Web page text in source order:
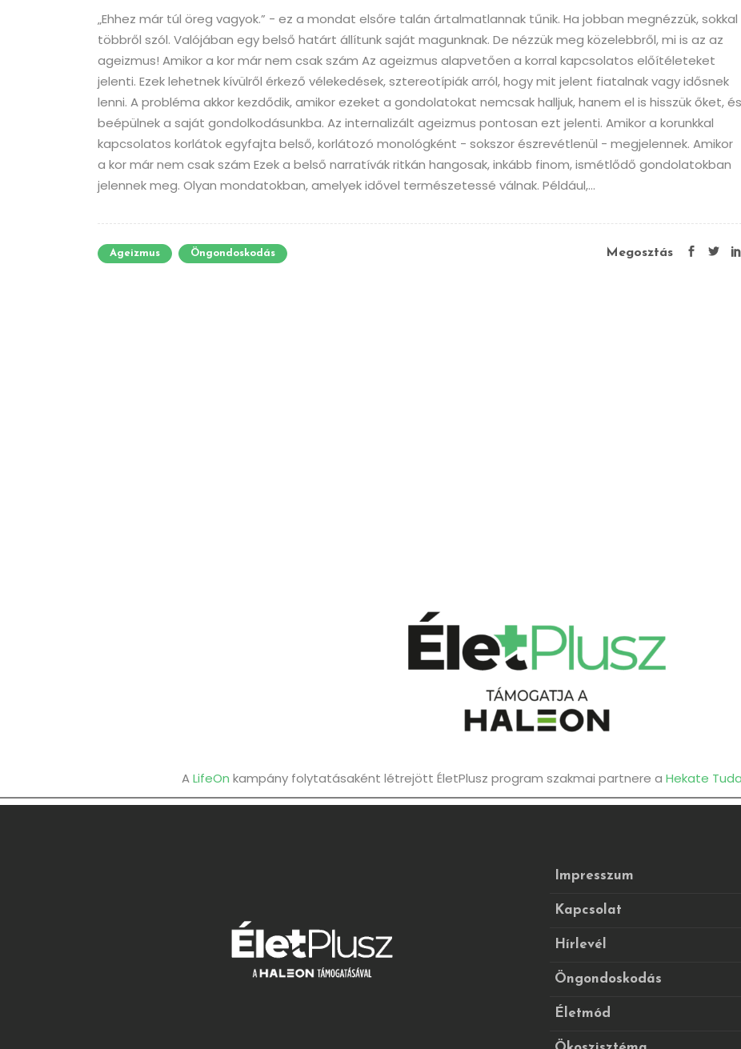
„Ehhez már túl öreg vagyok.” - ez a mondat elsőre talán ártalmatlannak tűnik. Ha jobban megnézzük, sokkal
többről szól. Valójában egy belső határt állítunk saját magunknak. De nézzük meg közelebbről, mi is az az
ageizmus! Amikor a kor már nem csak szám Az ageizmus alapvetően a korral kapcsolatos előítéleteket
jelenti. Ezek lehetnek kívülről érkező vélekedések, sztereotípiák arról, hogy mit jelent fiatalnak vagy idősnek
lenni. A probléma akkor kezdődik, amikor ezeket a gondolatokat nemcsak halljuk, hanem el is hisszük őket, és
beépülnek a saját gondolkodásunkba. Az internalizált ageizmus pontosan ezt jelenti. Amikor a korunkkal
kapcsolatos korlátok egyfajta belső, korlátozó monológként - sokszor észrevétlenül - megjelennek. Amikor
a kor már nem csak szám Ezek a belső narratívák ritkán hangosak, inkább finom, ismétlődő gondolatokban
jelennek meg. Olyan mondatokban, amelyek idővel természetessé válnak. Például,...
Ageizmus Öngondoskodás Megosztás
ALifeOn kampány folytatásaként létrejött ÉletPlusz program szakmai partnere a Hekate
Impresszum
Kapcsolat
Hírlevél
Öngondoskodás
Életmód